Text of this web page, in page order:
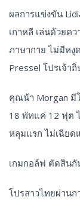
ผลการแข่งขัน
เกาหลี เล่นด้วยค
ภาษากาย ไม่มีหงุ
Pressel โปรเจ้า
คุณน้า Morgan มี
18 พัทแค่ 12 ฟุต
หลุมแรก ไม่เฉียด
เกมกอล์ฟ ตัดสิน
โปรสาวไทยผ่านก